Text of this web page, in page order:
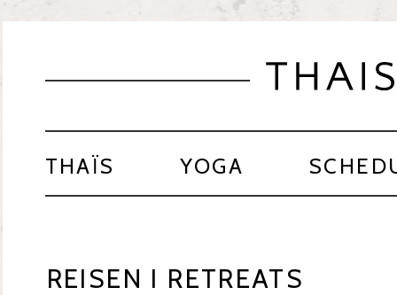
THAÏS YOGA
REISEN I RETREATS